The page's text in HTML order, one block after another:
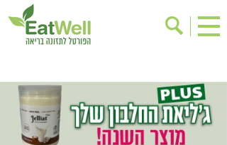
בישול בריא
אינדקס עסקים
ריפוי ומניעת מחלות
בריאות האישה